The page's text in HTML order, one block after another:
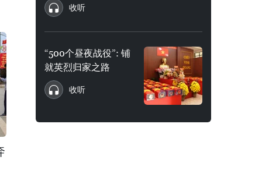
收听
“500个昼夜战役”: 铺
就英烈归家之路
收听